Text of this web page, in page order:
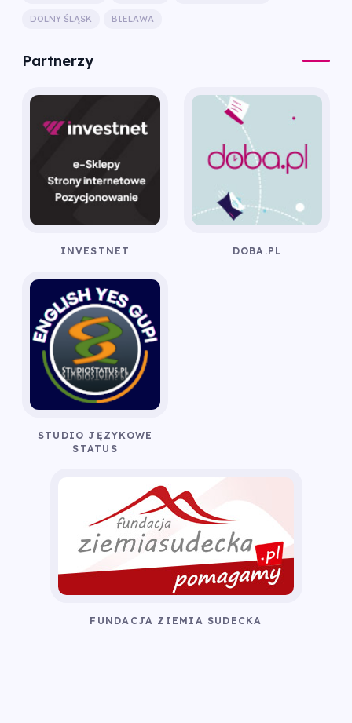
DOLNY ŚLĄSK BIELAWA
Partnerzy
INVESTNET DOBA.PL
STUDIO JĘZYKOWE
STATUS
FUNDACJA ZIEMIA SUDECKA